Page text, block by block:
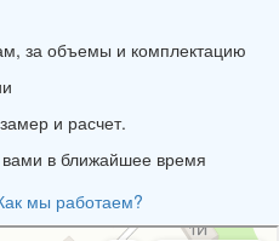
за объемы и комплектацию
и расчет.
в ближайшее время
мы работаем?